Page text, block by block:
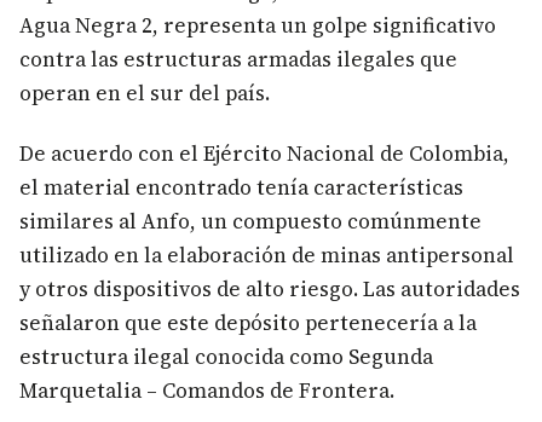
Agua Negra 2, representa un golpe significativo
contra las estructuras armadas ilegales que
operan en el sur del país.
De acuerdo con el Ejército Nacional de Colombia,
el material encontrado tenía características
similares al Anfo, un compuesto comúnmente
utilizado en la elaboración de minas antipersonal
y otros dispositivos de alto riesgo. Las autoridades
señalaron que este depósito pertenecería a la
estructura ilegal conocida como Segunda
Marquetalia – Comandos de Frontera.